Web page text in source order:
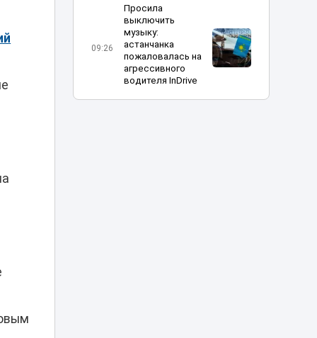
09:26
Просила
выключить
музыку:
астанчанка
пожаловалась на
агрессивного
водителя InDrive